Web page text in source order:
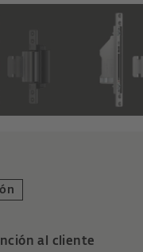
al cliente